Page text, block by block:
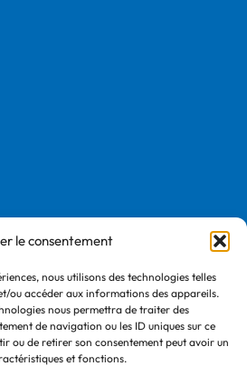
le consentement
nous utilisons des technologies telles
ou accéder aux informations des appareils.
nous permettra de traiter des
de navigation ou les ID uniques sur ce
ou de retirer son consentement peut avoir un
et fonctions.